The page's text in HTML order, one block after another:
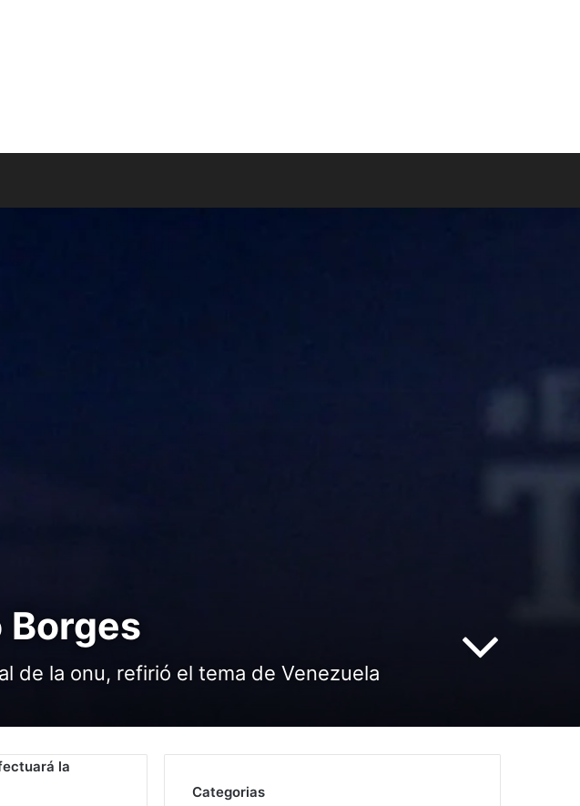
de la onu, refirió el tema de Venezuela
la
Categorias